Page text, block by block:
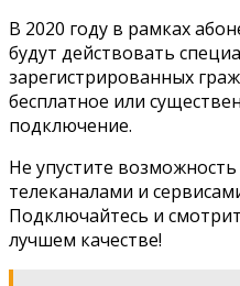
В 2020 году в рамках
будут действовать
зарегистрированных
бесплатное или
подключение.
Не упустите
телеканалами и
Подключайтесь и
лучшем качестве!